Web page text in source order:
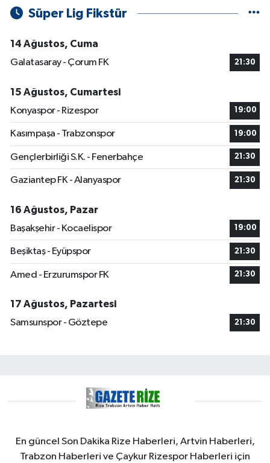
Süper Lig Fikstür
14 Ağustos, Cuma
Galatasaray - Çorum FK
21:30
15 Ağustos, Cumartesi
Konyaspor - Rizespor
19:00
Kasımpaşa - Trabzonspor 19:00
Gençlerbirliği S.K. - Fenerbahçe 21:30
Gaziantep FK - Alanyaspor 21:30
16 Ağustos, Pazar
Başakşehir - Kocaelispor
19:00
Beşiktaş - Eyüpspor 21:30
Amed - Erzurumspor FK 21:30
17 Ağustos, Pazartesi
Samsunspor - Göztepe
21:30
En güncel Son Dakika Rize Haberleri, Artvin Haberleri,
Trabzon Haberleri ve Çaykur Rizespor Haberleri için